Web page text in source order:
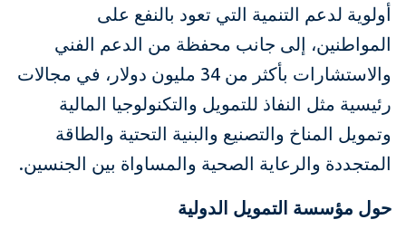
أولوية لدعم التنمية التي تعود بالنفع على
المواطنين، إلى جانب محفظة من الدعم الفني
والاستشارات بأكثر من 34 مليون دولار، في مجالات
رئيسية مثل النفاذ للتمويل والتكنولوجيا المالية
وتمويل المناخ والتصنيع والبنية التحتية والطاقة
المتجددة والرعاية الصحية والمساواة بين الجنسين.
حول مؤسسة التمويل الدولية